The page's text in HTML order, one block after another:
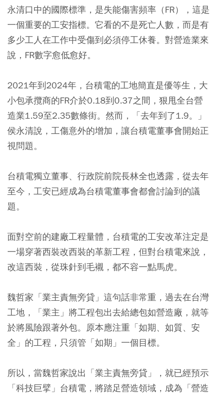
永清口中的國際標準，是失能傷害頻率（FR），這是
一個重要的工安指標。它看的不是死亡人數，而是有
多少工人在工作中受傷到必須停工休養。對營造業來
說，FR數字愈低愈好。
2021年到2024年，台積電的工地簡直是優等生，大
小包承攬商的FR介於0.18到0.37之間，狠甩全台營
造業1.59至2.35數條街。然而，「去年到了1.9。」
侯永清說，工傷意外的增加，讓台積電董事會開始正
視問題。
台積電獨立董事、行政院前院長林全也透露，從去年
至今，工安已經成為台積電董事會都會討論到的議
題。
面對空前的建廠工程量體，台積電的工安改革注定是
一場穿著西裝改西裝的革新工程，但對台積電來說，
改這西裝，從珠針到毛襯，都不容一點馬虎。
魏哲家「業主責無旁貸」這句話非常重，過去在台灣
工地，「業主」將工程包出去給總包如營造廠，就等
於將風險跟著外包。原本應注重「如期、如質、安
全」的工程，只須管「如期」一個目標。
所以，當魏哲家說出「業主責無旁貸」，就已經預示
「科技巨擘」台積電，將踏足營造領域，成為「營造